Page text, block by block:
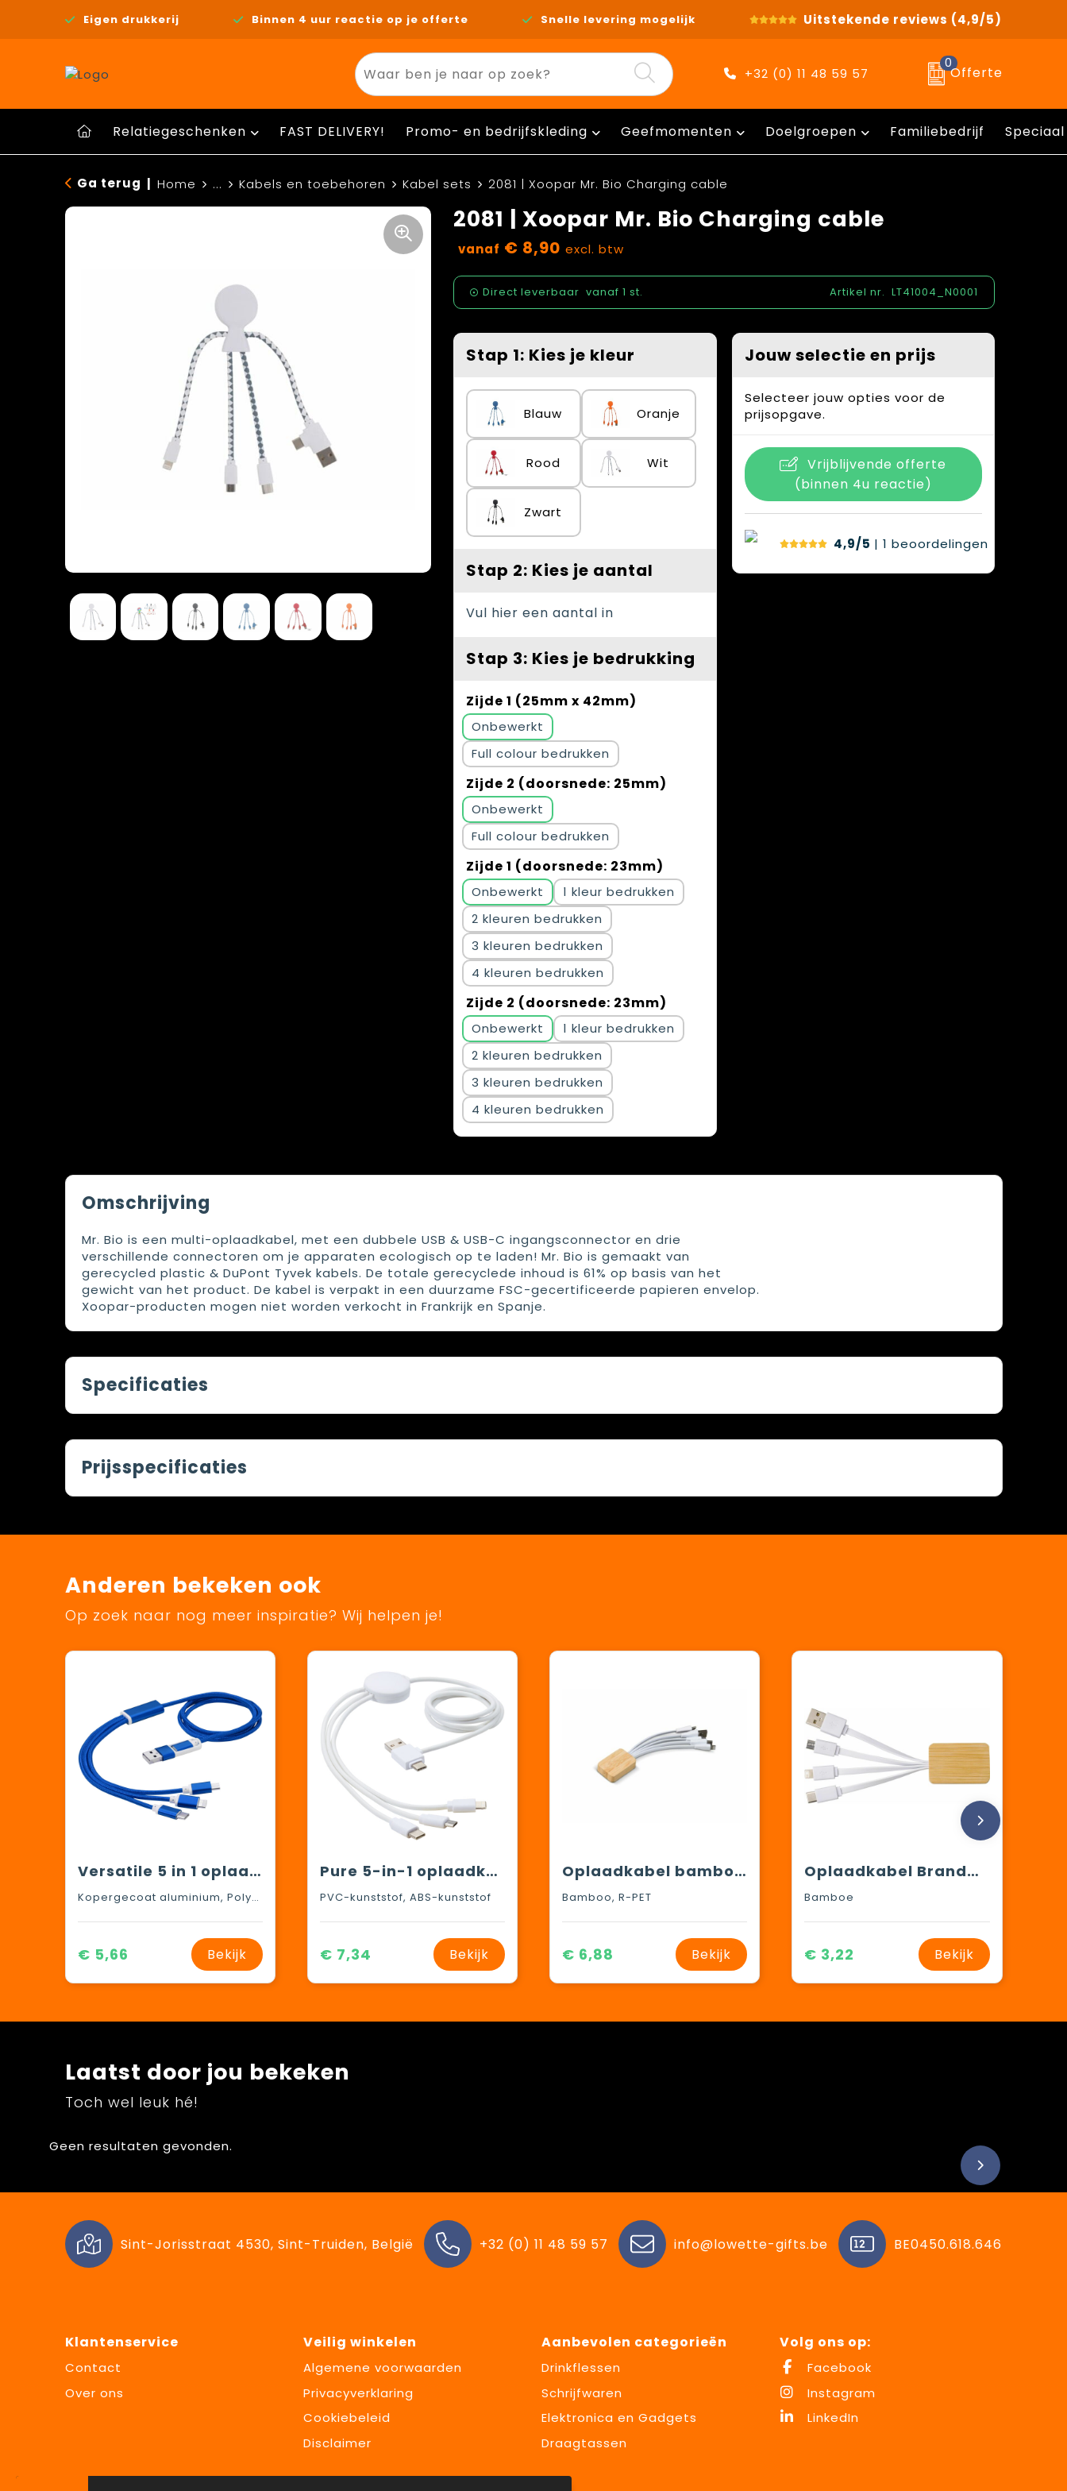
Eigen drukkerij Binnen 4 uur reactie op je offerte Snelle levering mogelijk Uitstekende reviews (4,9/5)
+32 (0) 11 48 59 57
0
Offerte
Relatiegeschenken FAST DELIVERY! Promo- en bedrijfskleding Geefmomenten Doelgroepen Familiebedrijf
Ga terug Home ... Kabels en toebehoren Kabel sets 2081 | Xoopar Mr. Bio Charging cable
2081 | Xoopar Mr. Bio Charging cable
vanaf € 8,90 excl. btw
Direct leverbaar vanaf 1 st. Artikel nr. LT41004_N0001
Stap 1: Kies je kleur
Blauw Oranje
Rood Wit
Zwart
Stap 2: Kies je aantal
Vul hier een aantal in
Stap 3: Kies je bedrukking
Zijde 1 (25mm x 42mm)
Onbewerkt
Full colour
Zijde 2 (doorsnede: 25mm)
Onbewerkt
Full colour
Zijde 1 (doorsnede: 23mm)
Onbewerkt
1
2
3
4
Zijde 2 (doorsnede: 23mm)
Onbewerkt
1
2
3
4
Jouw selectie en prijs
Selecteer jouw opties voor de
prijsopgave.
Vrijblijvende offerte
(binnen 4u reactie)
4,9/5 | 1 beoordelingen
Omschrijving
Mr. Bio is een multi-oplaadkabel, met een dubbele USB & USB-C ingangsconnector en drie
verschillende connectoren om je apparaten ecologisch op te laden! Mr. Bio is gemaakt van
gerecycled plastic & DuPont Tyvek kabels. De totale gerecyclede inhoud is 61% op basis van het
gewicht van het product. De kabel is verpakt in een duurzame FSC-gecertificeerde papieren envelop.
Xoopar-producten mogen niet worden verkocht in Frankrijk en Spanje.
Specificaties
Prijsspecificaties
Anderen bekeken ook
Op zoek naar nog meer inspiratie? Wij helpen je!
Versatile 5 in 1 oplaadkabel
Kopergecoat aluminium, Polyester
€ 5,66 Bekijk
Pure 5-in-1 oplaadkabel met antibacterieel additief
PVC-kunststof, ABS-kunststof
€ 7,34 Bekijk
Oplaadkabel bamboe met R-PET
Bamboo, R-PET
€ 6,88 Bekijk
Oplaadkabel Brandan | 3-in-1
Bamboe
€ 3,22 Bekijk
Laatst door jou bekeken
Toch wel leuk hé!
Geen resultaten gevonden.
Sint-Jorisstraat 4530, Sint-Truiden, België +32 (0) 11 48 59 57 info@lowette-gifts.be BE0450.618.646
Klantenservice
Contact
Over ons
Veilig winkelen
Algemene voorwaarden
Privacyverklaring
Cookiebeleid
Disclaimer
Aanbevolen categorieën
Drinkflessen
Schrijfwaren
Elektronica en Gadgets
Draagtassen
Volg ons op:
Facebook
Instagram
LinkedIn